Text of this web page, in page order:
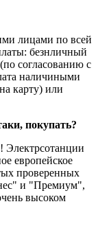
лицами по всей
безнличный
согласованию с
наличиными
карту) или
покупать?
Электрсотанции
европейское
проверенных
и "Премиум",
высоком